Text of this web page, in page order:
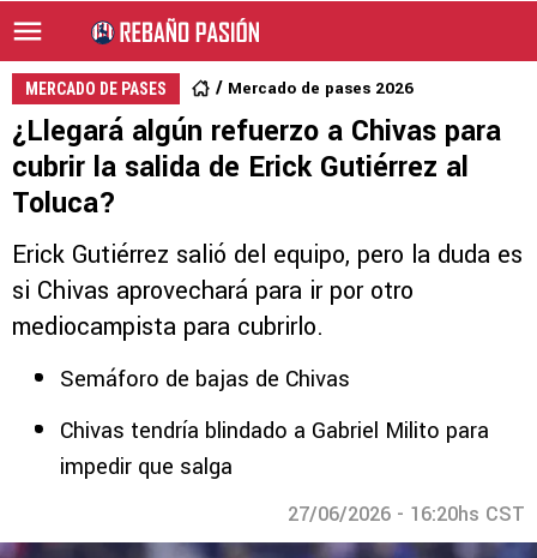
MERCADO DE PASES Mercado de pases 2026
¿Llegará algún refuerzo a Chivas para
cubrir la salida de Erick Gutiérrez al
Toluca?
Erick Gutiérrez salió del equipo, pero la duda es
si Chivas aprovechará para ir por otro
mediocampista para cubrirlo.
Semáforo de bajas de Chivas
Chivas tendría blindado a Gabriel Milito para
impedir que salga
27/06/2026 - 16:20hs CST